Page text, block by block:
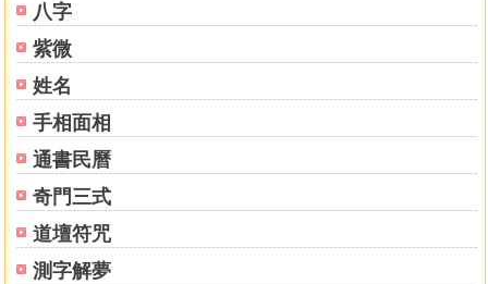
八字
紫微
姓名
手相面相
通書民曆
奇門三式
道壇符咒
測字解夢
津
名師